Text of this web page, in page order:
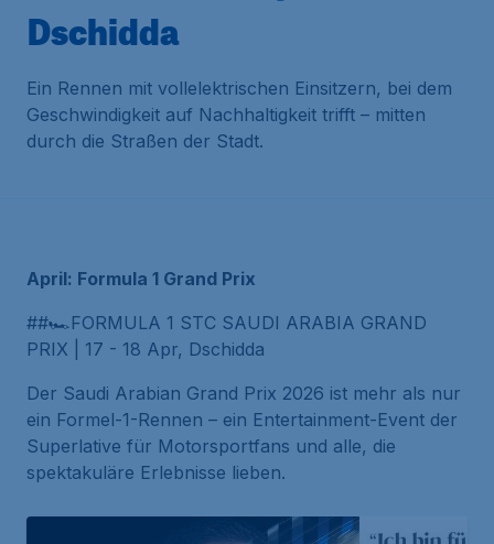
Dschidda
Ein Rennen mit vollelektrischen Einsitzern, bei dem
Geschwindigkeit auf Nachhaltigkeit trifft – mitten
durch die Straßen der Stadt.
April: Formula 1 Grand Prix
##🏎️FORMULA 1 STC SAUDI ARABIA GRAND
PRIX | 17 - 18 Apr, Dschidda
Der Saudi Arabian Grand Prix 2026 ist mehr als nur
ein Formel-1-Rennen – ein Entertainment-Event der
Superlative für Motorsportfans und alle, die
spektakuläre Erlebnisse lieben.